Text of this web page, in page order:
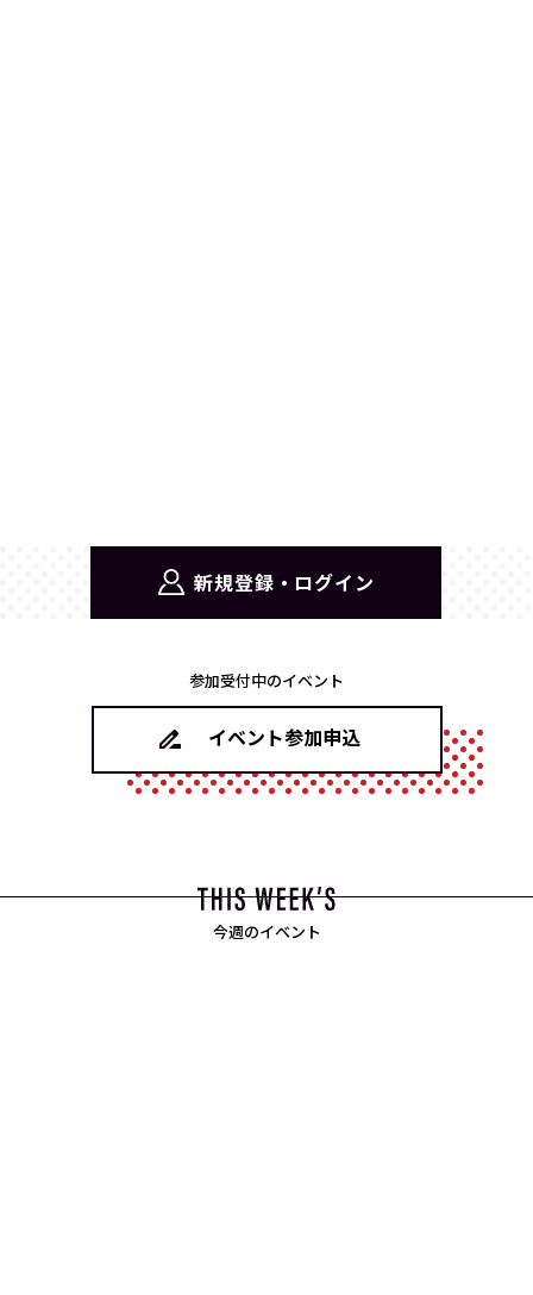
新規登録・ログイン
参加受付中のイベント
イベント参加申込
今週のイベント